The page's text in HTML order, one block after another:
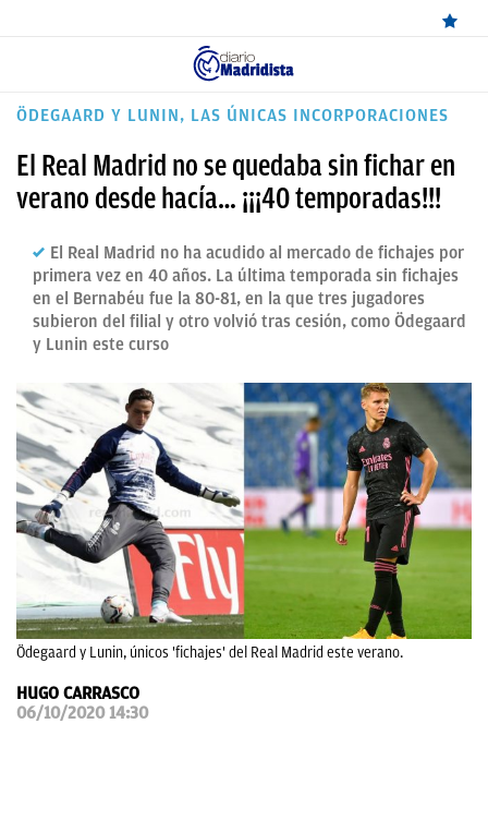
ÚLTIMAS
REAL
BALONCESTO
CANTERA
FICHAJES
DIRECTO
FEMENINO
PAPARAZZI
OKDIARIO
ÖDEGAARD Y LUNIN, LAS ÚNICAS INCORPORACIONES
El Real Madrid no se quedaba sin fichar en
verano desde hacía… ¡¡¡40 temporadas!!!
El Real Madrid no ha acudido al mercado de fichajes por
primera vez en 40 años. La última temporada sin fichajes
en el Bernabéu fue la 80-81, en la que tres jugadores
subieron del filial y otro volvió tras cesión, como Ödegaard
y Lunin este curso
Ödegaard y Lunin, únicos 'fichajes' del Real Madrid este verano.
HUGO CARRASCO
06/10/2020 14:30